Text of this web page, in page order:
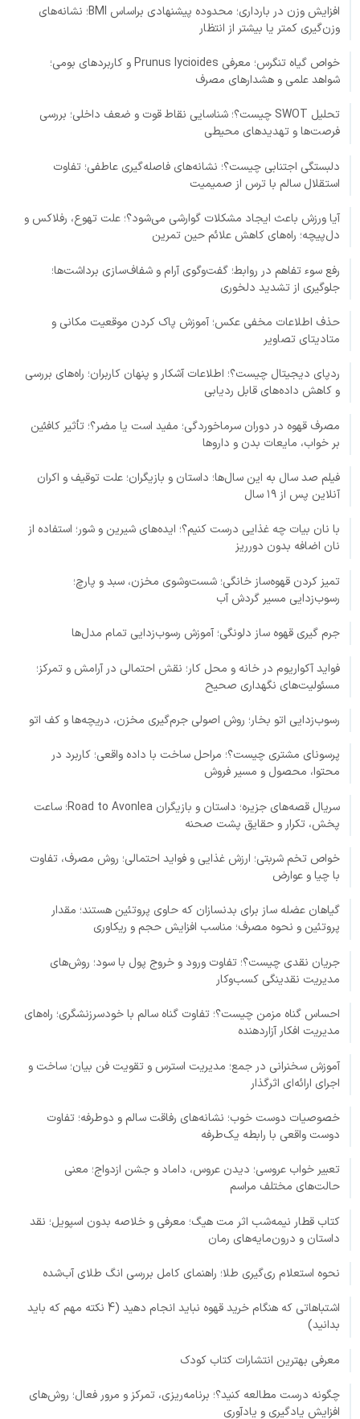
افزایش وزن در بارداری؛ محدوده پیشنهادی براساس BMI؛ نشانه‌های
وزن‌گیری کمتر یا بیشتر از انتظار
خواص گیاه تنگرس؛ معرفی Prunus lycioides و کاربردهای بومی؛
شواهد علمی و هشدارهای مصرف
تحلیل SWOT چیست؟؛ شناسایی نقاط قوت و ضعف داخلی؛ بررسی
فرصت‌ها و تهدیدهای محیطی
دلبستگی اجتنابی چیست؟؛ نشانه‌های فاصله‌گیری عاطفی؛ تفاوت
استقلال سالم با ترس از صمیمیت
آیا ورزش باعث ایجاد مشکلات گوارشی می‌شود؟؛ علت تهوع، رفلاکس و
دل‌پیچه؛ راه‌های کاهش علائم حین تمرین
رفع سوء تفاهم در روابط؛ گفت‌وگوی آرام و شفاف‌سازی برداشت‌ها؛
جلوگیری از تشدید دلخوری
حذف اطلاعات مخفی عکس؛ آموزش پاک کردن موقعیت مکانی و
متادیتای تصاویر
ردپای دیجیتال چیست؟؛ اطلاعات آشکار و پنهان کاربران؛ راه‌های بررسی
و کاهش داده‌های قابل ردیابی
مصرف قهوه در دوران سرماخوردگی؛ مفید است یا مضر؟؛ تأثیر کافئین
بر خواب، مایعات بدن و داروها
فیلم صد سال به این سال‌ها؛ داستان و بازیگران؛ علت توقیف و اکران
آنلاین پس از ۱۹ سال
با نان بیات چه غذایی درست کنیم؟؛ ایده‌های شیرین و شور؛ استفاده از
نان اضافه بدون دورریز
تمیز کردن قهوه‌ساز خانگی؛ شست‌وشوی مخزن، سبد و پارچ؛
رسوب‌زدایی مسیر گردش آب
جرم گیری قهوه ساز دلونگی؛ آموزش رسوب‌زدایی تمام مدل‌ها
فواید آکواریوم در خانه و محل کار؛ نقش احتمالی در آرامش و تمرکز؛
مسئولیت‌های نگهداری صحیح
رسوب‌زدایی اتو بخار؛ روش اصولی جرم‌گیری مخزن، دریچه‌ها و کف اتو
پرسونای مشتری چیست؟؛ مراحل ساخت با داده واقعی؛ کاربرد در
محتوا، محصول و مسیر فروش
سریال قصه‌های جزیره؛ داستان و بازیگران Road to Avonlea؛ ساعت
پخش، تکرار و حقایق پشت صحنه
خواص تخم شربتی؛ ارزش غذایی و فواید احتمالی؛ روش مصرف، تفاوت
با چیا و عوارض
گیاهان عضله ساز برای بدنسازان که حاوی پروتئین هستند؛ مقدار
پروتئین و نحوه مصرف؛ مناسب افزایش حجم و ریکاوری
جریان نقدی چیست؟؛ تفاوت ورود و خروج پول با سود؛ روش‌های
مدیریت نقدینگی کسب‌وکار
احساس گناه مزمن چیست؟؛ تفاوت گناه سالم با خودسرزنشگری؛ راه‌های
مدیریت افکار آزاردهنده
آموزش سخنرانی در جمع؛ مدیریت استرس و تقویت فن بیان؛ ساخت و
اجرای ارائه‌ای اثرگذار
خصوصیات دوست خوب؛ نشانه‌های رفاقت سالم و دوطرفه؛ تفاوت
دوست واقعی با رابطه یک‌طرفه
تعبیر خواب عروسی؛ دیدن عروس، داماد و جشن ازدواج؛ معنی
حالت‌های مختلف مراسم
کتاب قطار نیمه‌شب اثر مت هیگ؛ معرفی و خلاصه بدون اسپویل؛ نقد
داستان و درون‌مایه‌های رمان
نحوه استعلام ری‌گیری طلا؛ راهنمای کامل بررسی انگ طلای آب‌شده
اشتباهاتی که هنگام خرید قهوه نباید انجام دهید (4 نکته مهم که باید
بدانید)
معرفی بهترین انتشارات کتاب کودک
چگونه درست مطالعه کنید؟؛ برنامه‌ریزی، تمرکز و مرور فعال؛ روش‌های
افزایش یادگیری و یادآوری